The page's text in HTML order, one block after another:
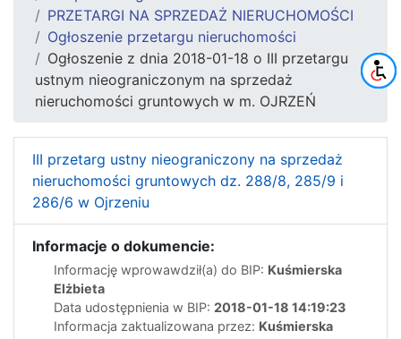
PRZETARGI NA SPRZEDAŻ NIERUCHOMOŚCI
Ogłoszenie przetargu nieruchomości
Ogłoszenie z dnia 2018-01-18 o III przetargu
ustnym nieograniczonym na sprzedaż
nieruchomości gruntowych w m. OJRZEŃ
III przetarg ustny nieograniczony na sprzedaż
nieruchomości gruntowych dz. 288/8, 285/9 i
286/6 w Ojrzeniu
Informacje o dokumencie:
Informację wprowawdził(a) do BIP: Kuśmierska
Elżbieta
Data udostępnienia w BIP: 2018-01-18 14:19:23
Informacja zaktualizowana przez: Kuśmierska